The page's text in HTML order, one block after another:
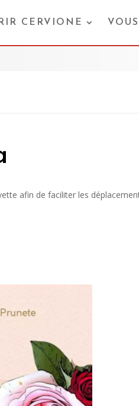
CERVIONE
afin de faciliter les